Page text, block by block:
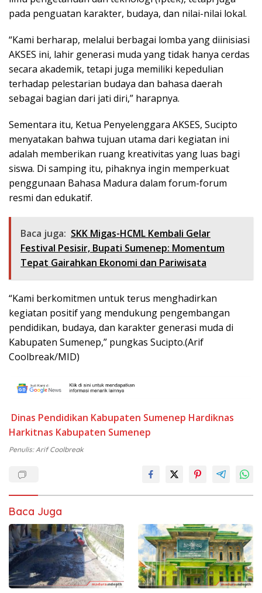
pada penguatan karakter, budaya, dan nilai-nilai lokal.
“Kami berharap, melalui berbagai lomba yang diinisiasi
AKSES ini, lahir generasi muda yang tidak hanya cerdas
secara akademik, tetapi juga memiliki kepedulian
terhadap pelestarian budaya dan bahasa daerah
sebagai bagian dari jati diri,” harapnya.
Sementara itu, Ketua Penyelenggara AKSES, Sucipto
menyatakan bahwa tujuan utama dari kegiatan ini
adalah memberikan ruang kreativitas yang luas bagi
siswa. Di samping itu, pihaknya ingin memperkuat
penggunaan Bahasa Madura dalam forum-forum
resmi dan edukatif.
Baca juga: SKK Migas-HCML Kembali Gelar
Festival Pesisir, Bupati Sumenep: Momentum
Tepat Gairahkan Ekonomi dan Pariwisata
“Kami berkomitmen untuk terus menghadirkan
kegiatan positif yang mendukung pengembangan
pendidikan, budaya, dan karakter generasi muda di
Kabupaten Sumenep,” pungkas Sucipto.(Arif
Coolbreak/MID)
Dinas Pendidikan Kabupaten Sumenep Hardiknas
Harkitnas Kabupaten Sumenep
Penulis: Arif Coolbreak
Baca Juga